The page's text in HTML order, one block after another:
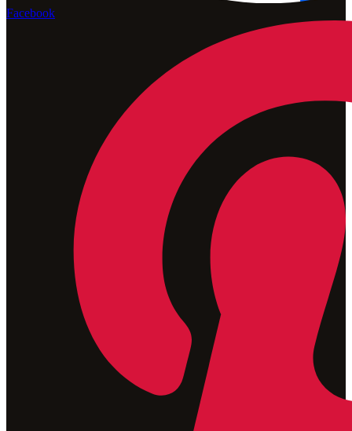
Facebook